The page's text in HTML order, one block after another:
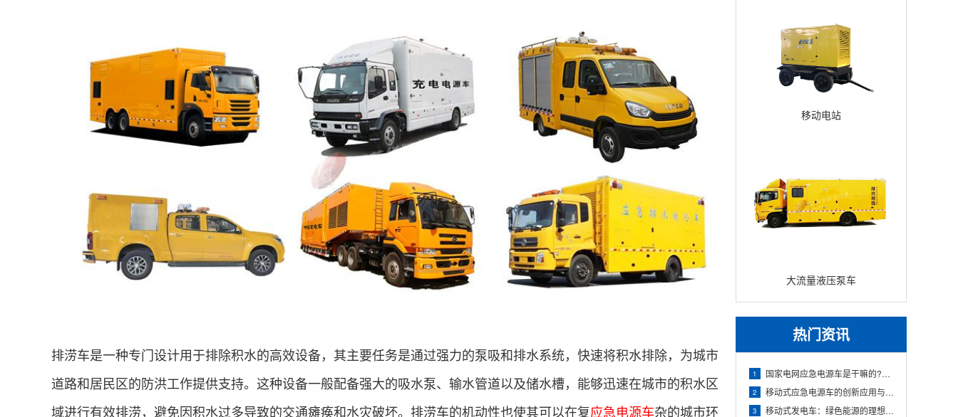
移动电站
大流量液压泵车
热门资讯
1 国家电网应急电源车是干嘛的?它具备哪些特点和作用性?
2 移动式应急电源车的创新应用与发展
3 移动式发电车：绿色能源的理想解决方案
排涝车是一种专门设计用于排除积水的高效设备，其主要任务是通过强力的泵吸和排水系统，快速将积水排除，为城市
道路和居民区的防洪工作提供支持。这种设备一般配备强大的吸水泵、输水管道以及储水槽，能够迅速在城市的积水区
域进行有效排涝，避免因积水过多导致的交通瘫痪和水灾破坏。排涝车的机动性也使其可以在复应急电源车杂的城市环